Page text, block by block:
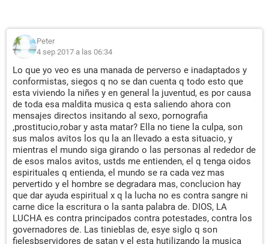
Peter
4 sep 2017 a las 06:34
Lo que yo veo es una manada de perverso e inadaptados y
conformistas, siegos q no se dan cuenta q todo esto que
esta viviendo la niñes y en general la juventud, es por causa
de toda esa maldita musica q esta saliendo ahora con
mensajes directos insitando al sexo, pornografia
,prostitucio,robar y asta matar? Ella no tiene la culpa, son
sus malos avitos los qu la an llevado a esta situacio, y
mientras el mundo siga girando o las personas al rededor de
de esos malos avitos, ustds me entienden, el q tenga oidos
espirituales q entienda, el mundo se ra cada vez mas
pervertido y el hombre se degradara mas, conclucion hay
que dar ayuda espiritual x q la lucha no es contra sangre ni
carne dice la escritura o la santa palabra de. DIOS, LA
LUCHA es contra principados contra potestades, contra los
governadores de. Las tinieblas de, esye siglo q son
fielesbservidores de satan y el esta hutilizando la musica